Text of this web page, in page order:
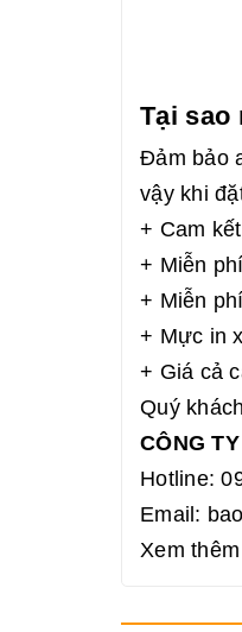
Tại sao
Đảm bảo
vậy khi
+ Cam
+ Miễn
+ Miễn
+ Mực in
+ Giá cả
Quý
CÔNG
Hotline:
Email:
Xem